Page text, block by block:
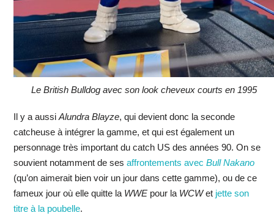
Le British Bulldog avec son look cheveux courts en 1995
Il y a aussi Alundra Blayze, qui devient donc la seconde
catcheuse à intégrer la gamme, et qui est également un
personnage très important du catch US des années 90. On se
souvient notamment de ses affrontements avec Bull Nakano
(qu’on aimerait bien voir un jour dans cette gamme), ou de ce
fameux jour où elle quitte la WWEpour la WCWet jette son
titre à la poubelle.